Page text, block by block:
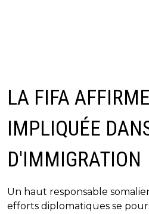
LA FIFA
IMPLIQUÉE
D'IMMIGRATION
Un haut responsable
efforts diplomatiques se